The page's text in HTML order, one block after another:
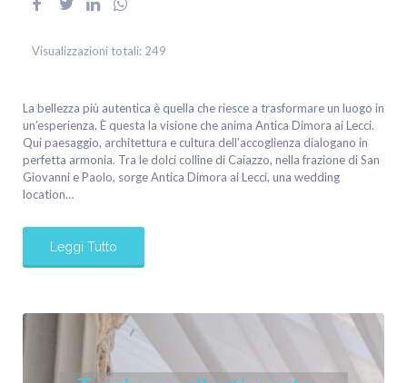
Visualizzazioni totali: 249
La bellezza più autentica è quella che riesce a trasformare un luogo in
un’esperienza. È questa la visione che anima Antica Dimora ai Lecci.
Qui paesaggio, architettura e cultura dell’accoglienza dialogano in
perfetta armonia. Tra le dolci colline di Caiazzo, nella frazione di San
Giovanni e Paolo, sorge Antica Dimora ai Lecci, una wedding
location…
Leggi Tutto